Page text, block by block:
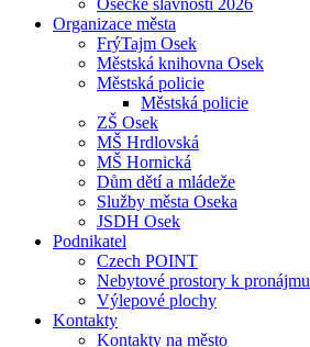
Osecké slavnosti 2026
Organizace města
FrýTajm Osek
Městská knihovna Osek
Městská policie
Městská policie
ZŠ Osek
MŠ Hrdlovská
MŠ Hornická
Dům dětí a mládeže
Služby města Oseka
JSDH Osek
Podnikatel
Czech POINT
Nebytové prostory k pronájmu
Výlepové plochy
Kontakty
Kontakty na město